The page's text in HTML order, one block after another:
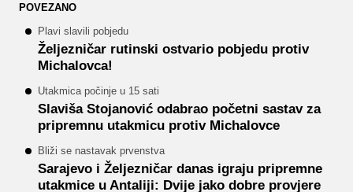
POVEZANO
Plavi slavili pobjedu
Željezničar rutinski ostvario pobjedu protiv
Michalovca!
Utakmica počinje u 15 sati
Slaviša Stojanović odabrao početni sastav za
pripremnu utakmicu protiv Michalovce
Bliži se nastavak prvenstva
Sarajevo i Željezničar danas igraju pripremne
utakmice u Antaliji: Dvije jako dobre provjere